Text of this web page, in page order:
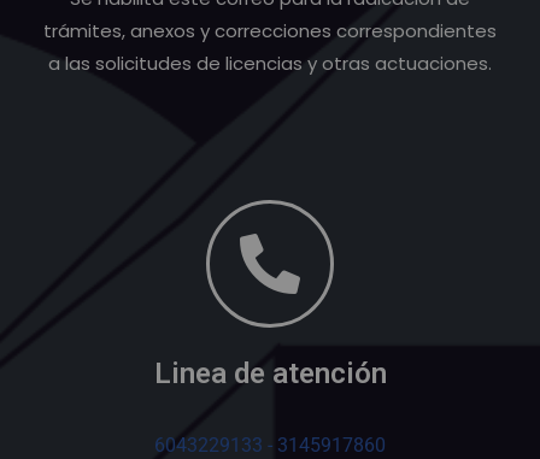
trámites, anexos y correcciones correspondientes
a las solicitudes de licencias y otras actuaciones.
Linea de atención
6043229133 - 3145917860